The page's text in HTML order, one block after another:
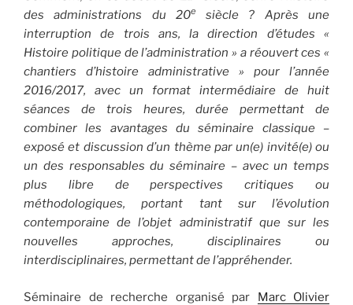
des administrations du 20e
siècle ? Après une
interruption de trois ans, la direction d’études «
Histoire politique de l’administration » a réouvert ces «
chantiers d’histoire administrative » pour l’année
2016/2017, avec un format intermédiaire de huit
séances de trois heures, durée permettant de
combiner les avantages du séminaire classique –
exposé et discussion d’un thème par un(e) invité(e) ou
un des responsables du séminaire – avec un temps
plus libre de perspectives critiques ou
méthodologiques, portant tant sur l’évolution
contemporaine de l’objet administratif que sur les
nouvelles approches, disciplinaires ou
interdisciplinaires, permettant de l’appréhender.
Séminaire de recherche organisé par Marc Olivier